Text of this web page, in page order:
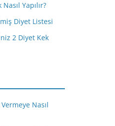
Yapılır?
Diyet Listesi
2 Diyet Kek
Nasıl